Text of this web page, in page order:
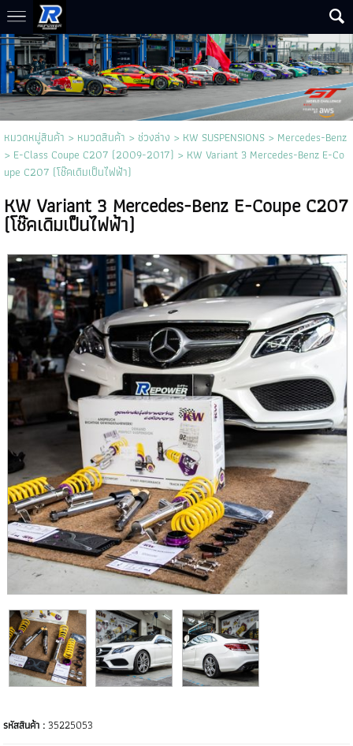
หมวดหมู่สินค้า > หมวดสินค้า > ช่วงล่าง > KW SUSPENSIONS> Mercedes-Benz
> E-Class Coupe C207 (2009-2017) > KW Variant 3 Mercedes-Benz E-Co
upe C207 (โช๊คเดิมเป็นไฟฟ้า)
KW Variant 3 Mercedes-Benz E-Coupe C207
(โช๊คเดิมเป็นไฟฟ้า)
รหัสสินค้า : 35225053